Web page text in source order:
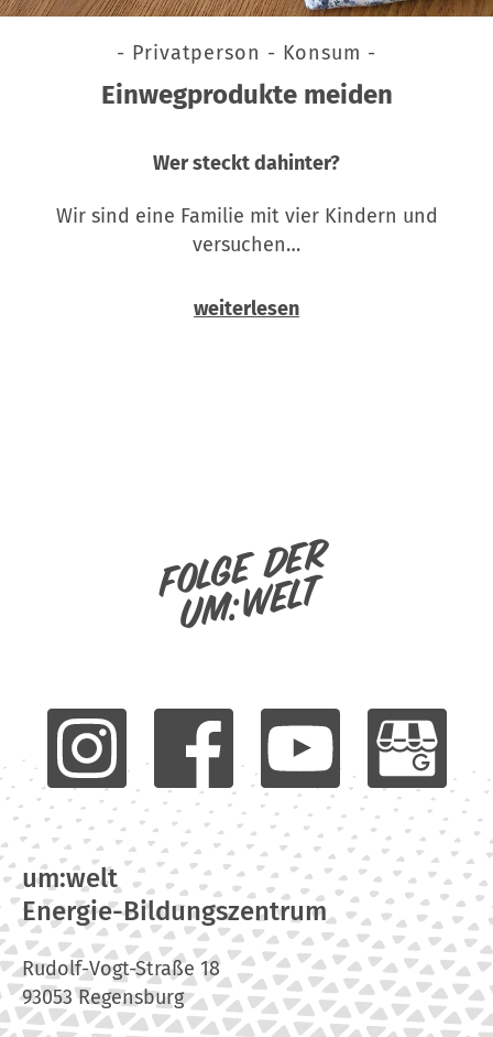
- Privatperson - Konsum -
Einwegprodukte meiden
Wer steckt dahinter?
Wir sind eine Familie mit vier Kindern und
versuchen…
weiterlesen
Folge der
um:welt
um:welt
Energie-Bildungszentrum
Rudolf-Vogt-Straße 18
93053 Regensburg